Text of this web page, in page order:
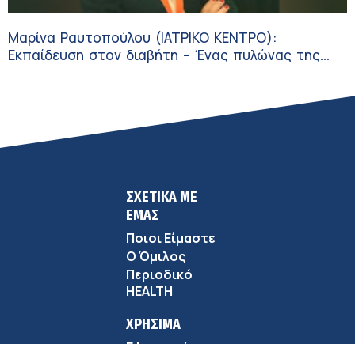
Μαρίνα Ραυτοπούλου (ΙΑΤΡΙΚΟ ΚΕΝΤΡΟ):
Εκπαίδευση στον διαβήτη – Ένας πυλώνας της
ΣΧΕΤΙΚΑ ΜΕ
ΕΜΑΣ
Ποιοι Είμαστε
Ο Όμιλος
Περιοδικό
HEALTH
ΧΡΗΣΙΜΑ